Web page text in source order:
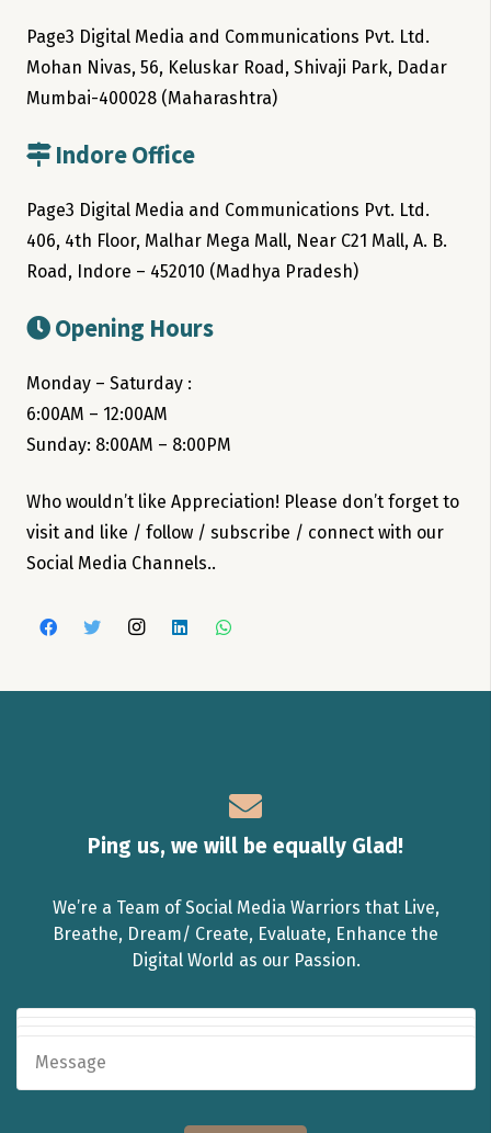
Page3 Digital Media and Communications Pvt. Ltd.
Mohan Nivas, 56, Keluskar Road, Shivaji Park, Dadar
Mumbai-400028 (Maharashtra)
Indore Office
Page3 Digital Media and Communications Pvt. Ltd.
406, 4th Floor, Malhar Mega Mall, Near C21 Mall, A. B.
Road, Indore – 452010 (Madhya Pradesh)
Opening Hours
Monday – Saturday :
6:00AM – 12:00AM
Sunday: 8:00AM – 8:00PM
Who wouldn’t like Appreciation! Please don’t forget to
visit and like / follow / subscribe / connect with our
Social Media Channels..
Ping us, we will be equally Glad!
We’re a Team of Social Media Warriors that Live,
Breathe, Dream/ Create, Evaluate, Enhance the
Digital World as our Passion.